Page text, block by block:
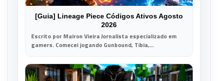
[Guia] Lineage Piece Códigos Ativos Agosto
2026
Escrito por Mairon Vieira Jornalista especializado em
gamers. Comecei jogando Gunbound, Tibia,...